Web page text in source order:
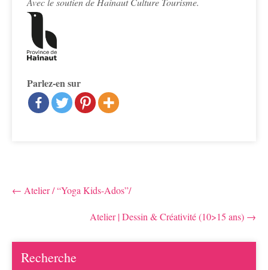
Parlez-en sur
navigation
← Atelier / “Yoga Kids-Ados”/
Atelier | Dessin & Créativité (10>15 ans) →
Recherche